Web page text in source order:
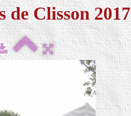
de Clisson 2017